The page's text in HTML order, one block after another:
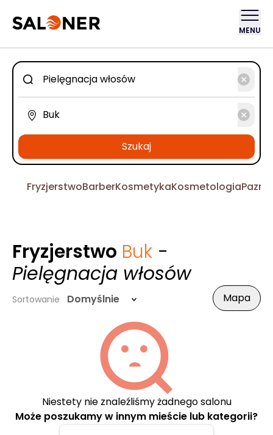
MENU
Szukaj
FryzjerstwoBarberKosmetykaKosmetologia
Fryzjerstwo Buk -
Pielęgnacja włosów
Sortowanie Domyślnie Mapa
Niestety nie znaleźliśmy żadnego salonu
Może poszukamy w innym mieście lub kategorii?